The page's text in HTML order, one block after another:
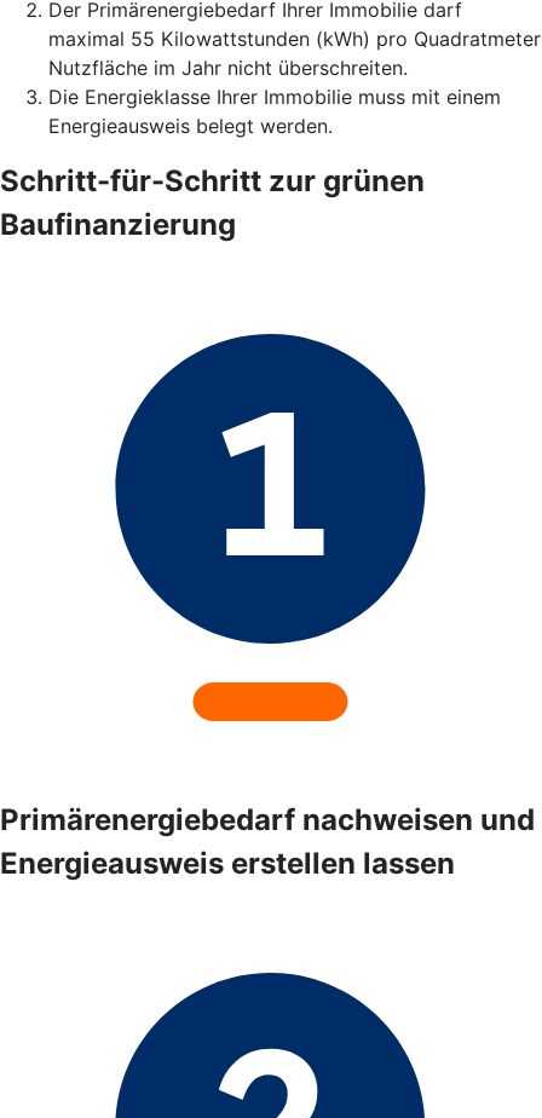
Der Primärenergiebedarf Ihrer Immobilie darf
maximal 55 Kilowattstunden (kWh) pro Quadratmeter
Nutzfläche im Jahr nicht überschreiten.
Die Energieklasse Ihrer Immobilie muss mit einem
Energieausweis belegt werden.
Schritt-für-Schritt zur grünen
Baufinanzierung
Primärenergiebedarf nachweisen und
Energieausweis erstellen lassen